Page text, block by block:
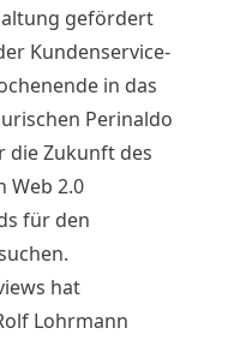
gefördert
Kundenservice-
in das
Perinaldo
die Zukunft des
Web 2.0
für den
hat
Lohrmann